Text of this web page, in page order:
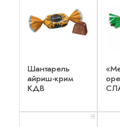
Шантарель
айриш-крим
КДВ